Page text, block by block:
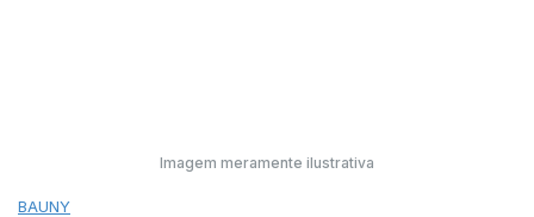
Imagem meramente ilustrativa
BAUNY